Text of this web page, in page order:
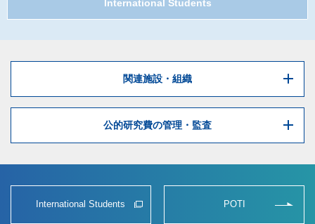
International Students
関連施設・組織
公的研究費の管理・監査
International Students POTI